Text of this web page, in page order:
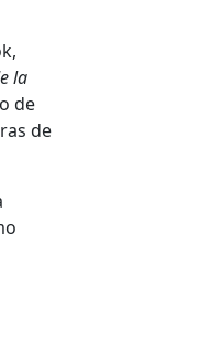
la
de
de